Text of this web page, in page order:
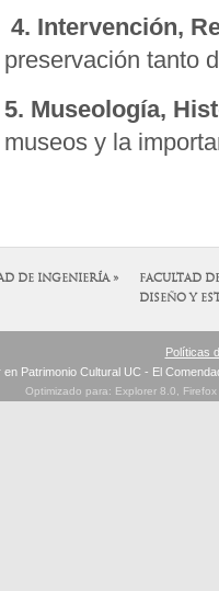
4. Intervención,
preservación tanto
5. Museología,
museos y la
DE INGENIERÍA »
FACULTAD
DISEÑO Y
Políticas
en Patrimonio Cultural UC - El
Optimizado para: Explorer 8.0,